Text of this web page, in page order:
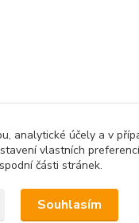
analytické účely a v
vlastních
části stránek.
Souhlasím